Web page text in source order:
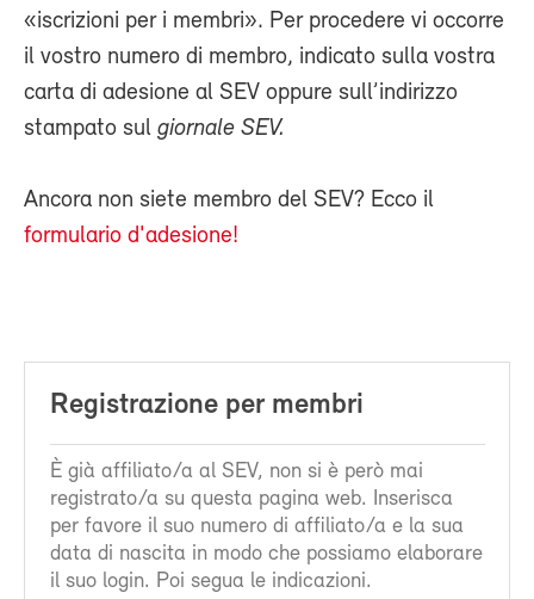
«iscrizioni per i membri». Per procedere vi occorre
il vostro numero di membro, indicato sulla vostra
carta di adesione al SEV oppure sull’indirizzo
stampato sul giornale SEV.
Ancora non siete membro del SEV? Ecco il
formulario d'adesione!
Registrazione per membri
È già affiliato/a al SEV, non si è però mai
registrato/a su questa pagina web. Inserisca
per favore il suo numero di affiliato/a e la sua
data di nascita in modo che possiamo elaborare
il suo login. Poi segua le indicazioni.